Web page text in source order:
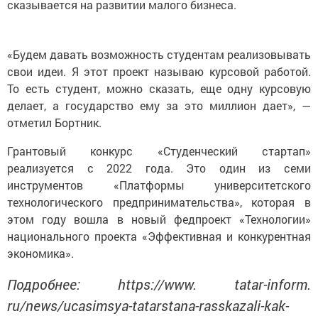
сказывается на развитии малого бизнеса.
«Будем давать возможность студентам реализовывать
свои идеи. Я этот проект называю курсовой работой.
То есть студент, можно сказать, еще одну курсовую
делает, а государство ему за это миллион дает», —
отметил Бортник.
Грантовый конкурс «Студенческий стартап»
реализуется с 2022 года. Это один из семи
инструментов «Платформы университетского
технологического предпринимательства», которая в
этом году вошла в новый федпроект «Технологии»
национального проекта «Эффективная и конкурентная
экономика».
Подробнее: https://www. tatar-inform.
ru/news/ucasimsya-tatarstana-rasskazali-kak-